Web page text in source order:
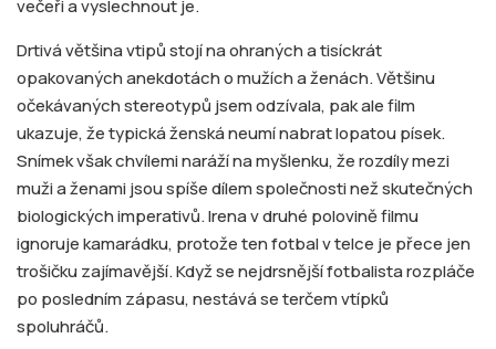
večeři a vyslechnout je.
Drtivá většina vtipů stojí na ohraných a tisíckrát
opakovaných anekdotách o mužích a ženách. Většinu
očekávaných stereotypů jsem odzívala, pak ale film
ukazuje, že typická ženská neumí nabrat lopatou písek.
Snímek však chvílemi naráží na myšlenku, že rozdíly mezi
muži a ženami jsou spíše dílem společnosti než skutečných
biologických imperativů. Irena v druhé polovině filmu
ignoruje kamarádku, protože ten fotbal v telce je přece jen
trošičku zajímavější. Když se nejdrsnější fotbalista rozpláče
po posledním zápasu, nestává se terčem vtípků
spoluhráčů.